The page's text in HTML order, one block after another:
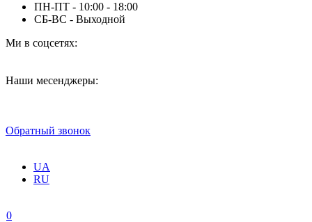
ПН-ПТ - 10:00 - 18:00
СБ-ВС - Выходной
Ми в соцсетях:
Наши месенджеры:
Обратный звонок
UA
RU
0